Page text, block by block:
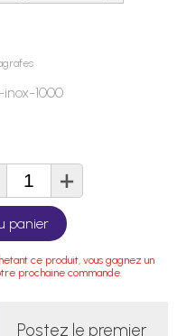
1000
+
panier
ce produit, vous gagnez un
prochaine commande.
Postez le premier